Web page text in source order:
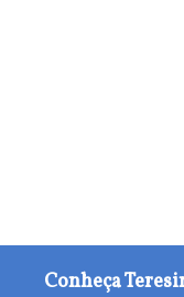
Conheça